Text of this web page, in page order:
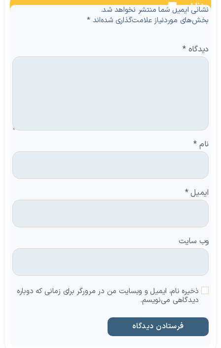
نظرات
نشانی ایمیل شما منتشر نخواهد شد.
بخش‌های موردنیاز علامت‌گذاری شده‌اند*
دیدگاه*
نام *
ایمیل*
وب‌ سایت
ذخیره نام، ایمیل و وبسایت من در مرورگر برای زمانی که دوباره
دیدگاهی می‌نویسم.